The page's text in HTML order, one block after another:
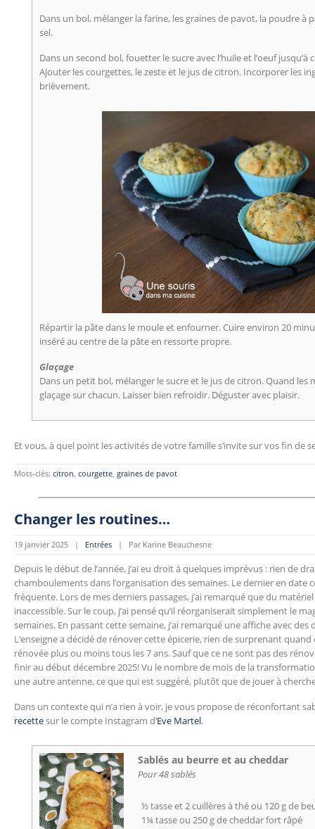
Dans un bol, mélanger la farine, les graines de pavot, la poudre à
sel.
Dans un second bol, fouetter le sucre avec l’huile et l’oeuf
Ajouter les courgettes, le zeste et le jus de citron. Incorporer les
brièvement.
Répartir la pâte dans le moule et enfourner. Cuire environ 20
inséré au centre de la pâte en ressorte propre.
Glaçage
Dans un petit bol, mélanger le sucre et le jus de citron. Quand
glaçage sur chacun. Laisser bien refroidir. Déguster avec plaisir.
Et vous, à quel point les activités de votre famille s’invite sur vos fin de
Mots-clés: citron, courgette, graines de pavot
Changer les routines…
19 janvier 2025 | Entrées | Par Karine Beauchesne
Depuis le début de l’année, j’ai eu droit à quelques imprévus : rien de
chamboulements dans l’organisation des semaines. Le dernier en date
fréquente. Lors de mes derniers passages, j’ai remarqué que du
inaccessible. Sur le coup, j’ai pensé qu’il réorganiserait simplement le
semaines. En passant cette semaine, j’ai remarqué une affiche avec
L’enseigne a décidé de rénover cette épicerie, rien de surprenant
rénovée plus ou moins tous les 7 ans. Sauf que ce ne sont pas des
finir au début décembre 2025! Vu le nombre de mois de la
une autre antenne, ce que qui est suggéré, plutôt que de jouer à
Dans un contexte qui n’a rien à voir, je vous propose de réconfortant
recettesur le compte Instagram d’Eve Martel.
Sablés au beurre et au cheddar
Pour 48 sablés
½ tasse et 2 cuillères à thé ou 120 g de
1¼ tasse ou 250 g de cheddar fort râpé